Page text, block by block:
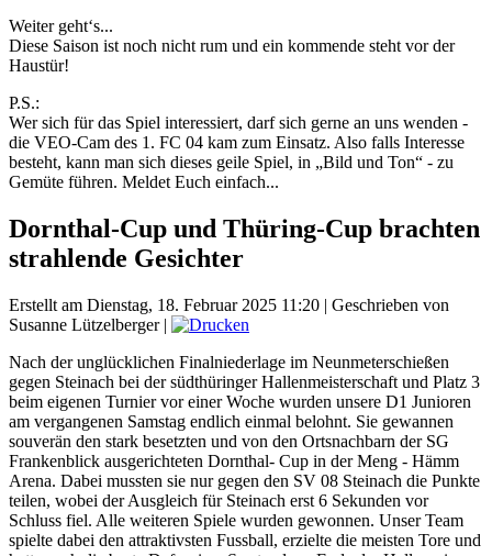
Weiter geht‘s...
Diese Saison ist noch nicht rum und ein kommende steht vor der
Haustür!
P.S.:
Wer sich für das Spiel interessiert, darf sich gerne an uns wenden -
die VEO-Cam des 1. FC 04 kam zum Einsatz. Also falls Interesse
besteht, kann man sich dieses geile Spiel, in „Bild und Ton“ - zu
Gemüte führen. Meldet Euch einfach...
Dornthal-Cup und Thüring-Cup brachten
strahlende Gesichter
Erstellt am Dienstag, 18. Februar 2025 11:20 | Geschrieben von
Susanne Lützelberger|
Nach der unglücklichen Finalniederlage im Neunmeterschießen
gegen Steinach bei der südthüringer Hallenmeisterschaft und Platz 3
beim eigenen Turnier vor einer Woche wurden unsere D1 Junioren
am vergangenen Samstag endlich einmal belohnt. Sie gewannen
souverän den stark besetzten und von den Ortsnachbarn der SG
Frankenblick ausgerichteten Dornthal- Cup in der Meng - Hämm
Arena. Dabei mussten sie nur gegen den SV 08 Steinach die Punkte
teilen, wobei der Ausgleich für Steinach erst 6 Sekunden vor
Schluss fiel. Alle weiteren Spiele wurden gewonnen. Unser Team
spielte dabei den attraktivsten Fussball, erzielte die meisten Tore und